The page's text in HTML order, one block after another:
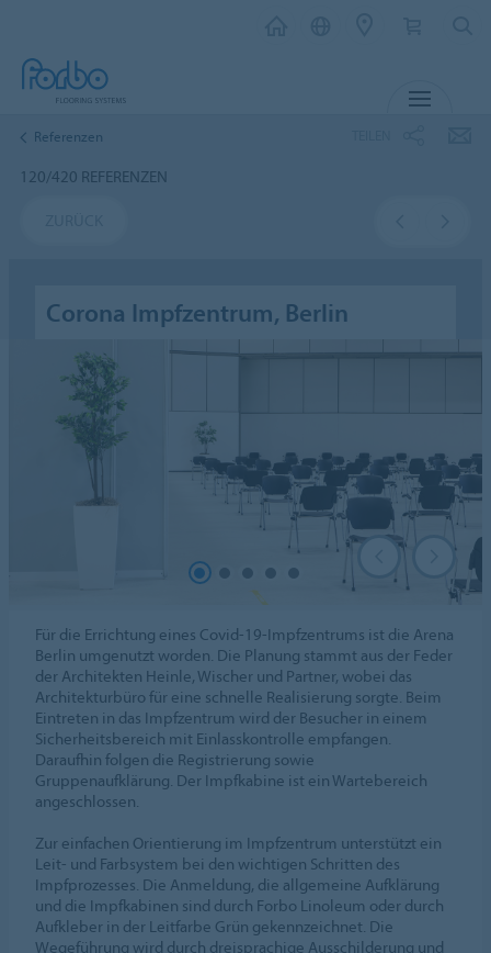
Referenzen
120/420 REFERENZEN
Corona Impfzentrum, Berlin
Für die Errichtung eines Covid-19-Impfzentrums ist die Arena
Berlin umgenutzt worden. Die Planung stammt aus der Feder
der Architekten Heinle, Wischer und Partner, wobei das
Architekturbüro für eine schnelle Realisierung sorgte. Beim
Eintreten in das Impfzentrum wird der Besucher in einem
Sicherheitsbereich mit Einlasskontrolle empfangen.
Daraufhin folgen die Registrierung sowie
Gruppenaufklärung. Der Impfkabine ist ein Wartebereich
angeschlossen.
Zur einfachen Orientierung im Impfzentrum unterstützt ein
Leit- und Farbsystem bei den wichtigen Schritten des
Impfprozesses. Die Anmeldung, die allgemeine Aufklärung
und die Impfkabinen sind durch Forbo Linoleum oder durch
Aufkleber in der Leitfarbe Grün gekennzeichnet. Die
Wegeführung wird durch dreisprachige Ausschilderung und